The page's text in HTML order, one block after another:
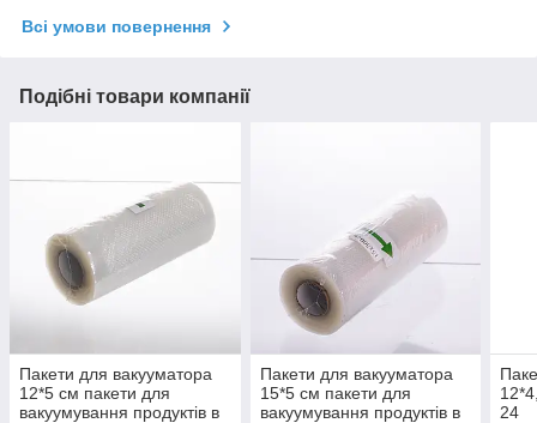
Всі умови повернення
Подібні товари компанії
Пакети для вакууматора
12*5 см пакети для
вакуумування продуктів в
Пакети для вакууматора
15*5 см пакети для
вакуумування продуктів в
24